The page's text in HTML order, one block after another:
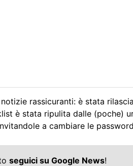
rassicuranti: è stata
è stata ripulita dalle (poche)
a cambiare le
seguici su Google News!